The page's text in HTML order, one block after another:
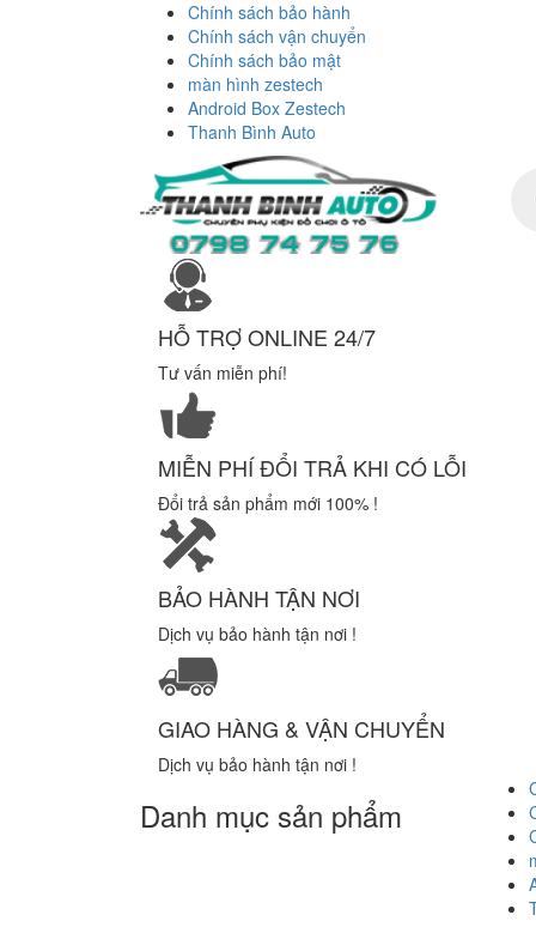
Chính sách bảo hành
Chính sách vận chuyển
Chính sách bảo mật
màn hình zestech
Android Box Zestech
Thanh Bình Auto
HỖ TRỢ ONLINE 24/7
Tư vấn miễn phí!
MIỄN PHÍ ĐỔI TRẢ KHI CÓ LỖI
Đổi trả sản phẩm mới 100% !
BẢO HÀNH TẬN NƠI
Dịch vụ bảo hành tận nơi !
GIAO HÀNG & VẬN CHUYỂN
Dịch vụ bảo hành tận nơi !
Danh mục sản phẩm